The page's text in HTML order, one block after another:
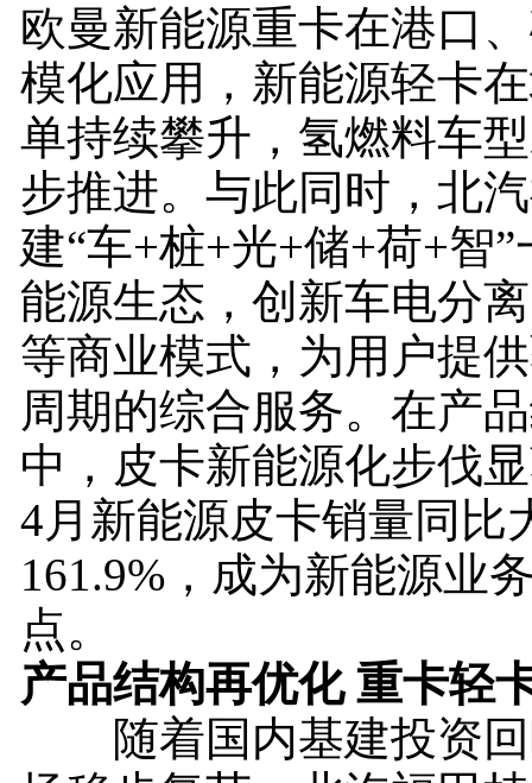
欧曼新能源重卡在港口
模化应用，新能源轻卡
单持续攀升，氢燃料车
步推进。与此同时，北
建“车+桩+光+储+荷+智
能源生态，创新车电分
等商业模式，为用户提
周期的综合服务。在产
中，皮卡新能源化步伐
4月新能源皮卡销量同比
161.9%，成为新能源业
点。
产品结构再优化 重卡轻
随着国内基建投资回